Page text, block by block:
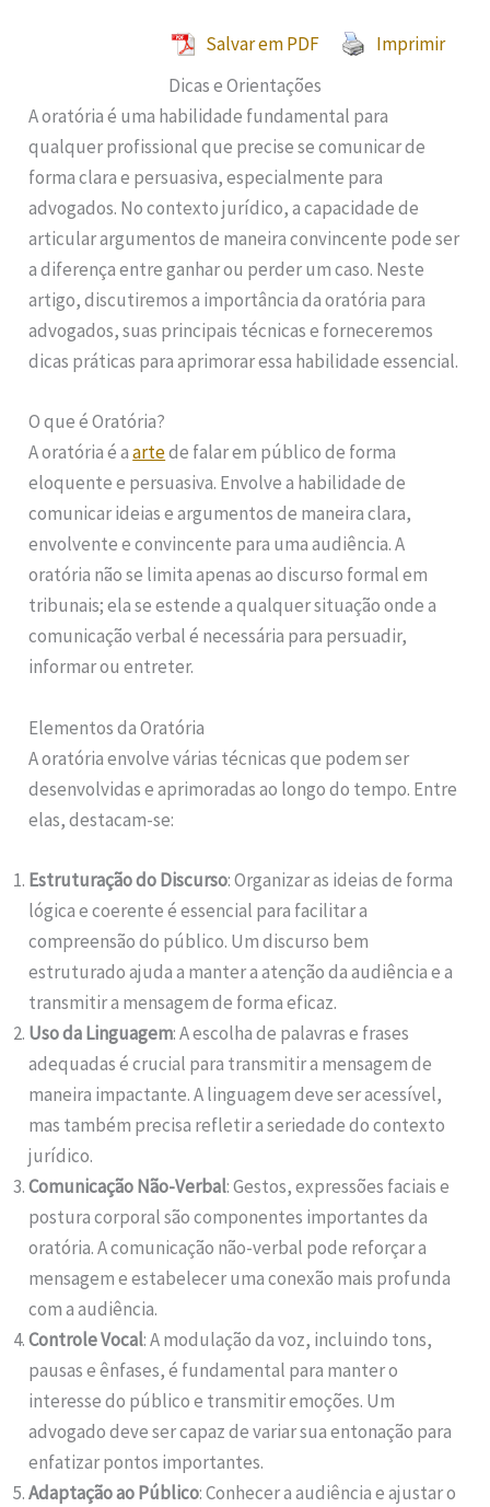
Salvar em PDF
Imprimir
Dicas e Orientações
A oratória é uma habilidade fundamental para
qualquer profissional que precise se comunicar de
forma clara e persuasiva, especialmente para
advogados. No contexto jurídico, a capacidade de
articular argumentos de maneira convincente pode ser
a diferença entre ganhar ou perder um caso. Neste
artigo, discutiremos a importância da oratória para
advogados, suas principais técnicas e forneceremos
dicas práticas para aprimorar essa habilidade essencial.
O que é Oratória?
A oratória é aartede falar em público de forma
eloquente e persuasiva. Envolve a habilidade de
comunicar ideias e argumentos de maneira clara,
envolvente e convincente para uma audiência. A
oratória não se limita apenas ao discurso formal em
tribunais; ela se estende a qualquer situação onde a
comunicação verbal é necessária para persuadir,
informar ou entreter.
Elementos da Oratória
A oratória envolve várias técnicas que podem ser
desenvolvidas e aprimoradas ao longo do tempo. Entre
elas, destacam-se:
Estruturação do Discurso: Organizar as ideias de forma
lógica e coerente é essencial para facilitar a
compreensão do público. Um discurso bem
estruturado ajuda a manter a atenção da audiência e a
transmitir a mensagem de forma eficaz.
Uso da Linguagem: A escolha de palavras e frases
adequadas é crucial para transmitir a mensagem de
maneira impactante. A linguagem deve ser acessível,
mas também precisa refletir a seriedade do contexto
jurídico.
Comunicação Não-Verbal: Gestos, expressões faciais e
postura corporal são componentes importantes da
oratória. A comunicação não-verbal pode reforçar a
mensagem e estabelecer uma conexão mais profunda
com a audiência.
Controle Vocal: A modulação da voz, incluindo tons,
pausas e ênfases, é fundamental para manter o
interesse do público e transmitir emoções. Um
advogado deve ser capaz de variar sua entonação para
enfatizar pontos importantes.
Adaptação ao Público: Conhecer a audiência e ajustar o